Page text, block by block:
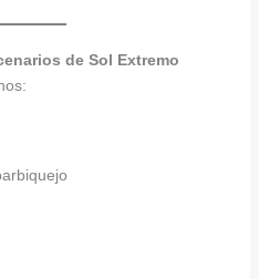
de Sol Extremo